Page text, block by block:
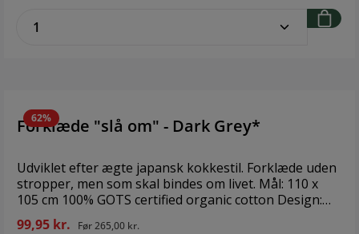
62%
Forklæde "slå om" - Dark Grey*
Udviklet efter ægte japansk kokkestil. Forklæde uden
stropper, men som skal bindes om livet. Mål: 110 x
105 cm 100% GOTS certified organic cotton Design:
The Organic Company
99,95 kr. Før265,00 kr.